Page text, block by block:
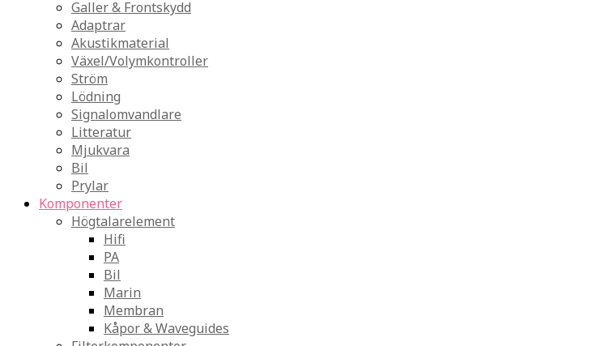
Galler & Frontskydd
Adaptrar
Akustikmaterial
Växel/Volymkontroller
Ström
Lödning
Signalomvandlare
Litteratur
Mjukvara
Bil
Prylar
Komponenter
Högtalarelement
Hifi
PA
Bil
Marin
Membran
Kåpor & Waveguides